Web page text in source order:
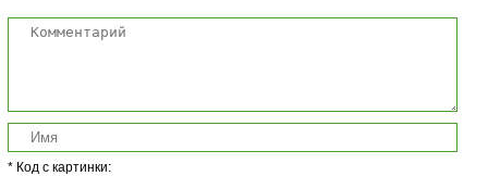
* Код с картинки: